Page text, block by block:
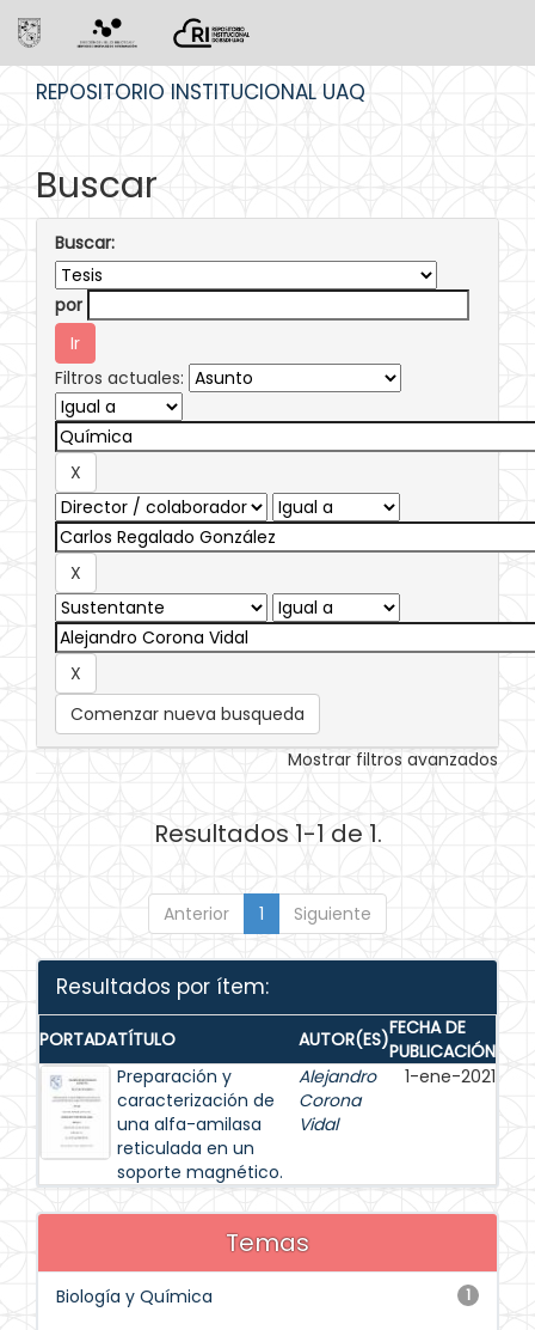
REPOSITORIO INSTITUCIONAL UAQ
Buscar
Buscar:
por
Filtros actuales:
Comenzar nueva busqueda
Mostrar filtros avanzados
Resultados 1-1 de 1.
Anterior 1 Siguiente
Resultados por ítem:
PORTADATÍTULO AUTOR(ES)FECHA DE
PUBLICACIÓN
Preparación y
caracterización de
una alfa-amilasa
reticulada en un
soporte magnético.
Alejandro
Corona
Vidal
1-ene-2021
Temas
1
Biología y Química